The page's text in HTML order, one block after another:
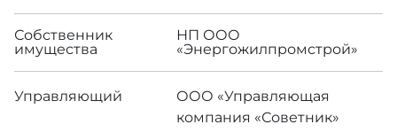
Собственник
имущества
НП ООО
«Энергожилпромстрой»
Управляющий
ООО «Управляющая
компания «Советник»